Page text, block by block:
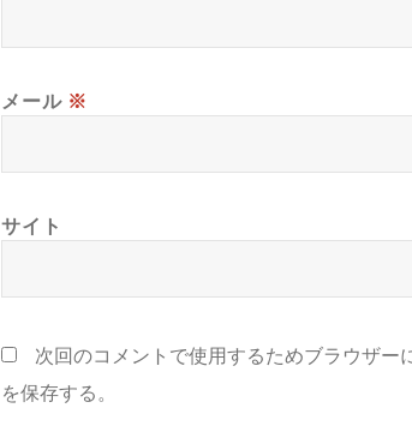
メール ※
サイト
次回のコメントで使用するためブラウザー
を保存する。